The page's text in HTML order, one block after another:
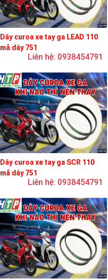
Dây curoa xe tay ga LEAD 110
mã dây 751
Liên hệ: 0938454791
Dây curoa xe tay ga SCR 110
mã dây 751
Liên hệ: 0938454791